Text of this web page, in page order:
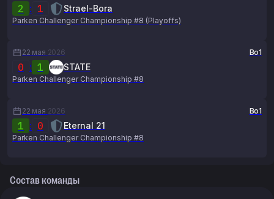
2 : 1 Strael-Bora
Parken Challenger Championship #8 (Playoffs)
22 мая 2026 Bo1
0 : 1 STATE
Parken Challenger Championship #8
22 мая 2026 Bo1
1 : 0 Eternal 21
Parken Challenger Championship #8
Состав команды